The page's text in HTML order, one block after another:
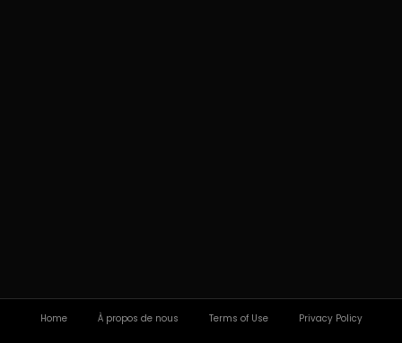
Home À propos de nous Terms of Use Privacy Policy